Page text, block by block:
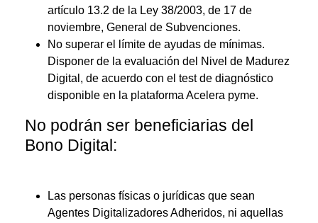
artículo 13.2 de la Ley 38/2003, de 17 de
noviembre, General de Subvenciones.
No superar el límite de ayudas de mínimas.
Disponer de la evaluación del Nivel de Madurez
Digital, de acuerdo con el test de diagnóstico
disponible en la plataforma Acelera pyme.
No podrán ser beneficiarias del
Bono Digital:
Las personas físicas o jurídicas que sean
Agentes Digitalizadores Adheridos, ni aquellas